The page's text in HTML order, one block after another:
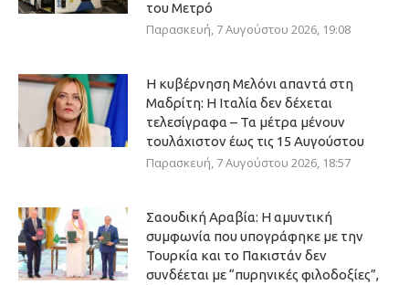
του Μετρό
Παρασκευή, 7 Αυγούστου 2026, 19:08
Η κυβέρνηση Μελόνι απαντά στη
Μαδρίτη: Η Ιταλία δεν δέχεται
τελεσίγραφα – Τα μέτρα μένουν
τουλάχιστον έως τις 15 Αυγούστου
Παρασκευή, 7 Αυγούστου 2026, 18:57
Σαουδική Αραβία: Η αμυντική
συμφωνία που υπογράφηκε με την
Τουρκία και το Πακιστάν δεν
συνδέεται με “πυρηνικές φιλοδοξίες”,